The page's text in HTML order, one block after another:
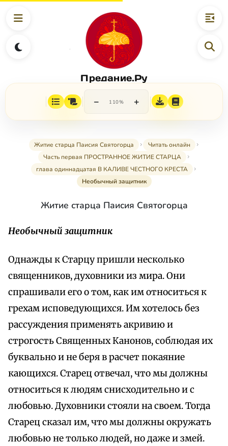
Предание.Ру
− 110% +
Житие старца Паисия Святогорца
Читать онлайн
Часть первая ПРОСТРАННОЕ ЖИТИЕ СТАРЦА
глава одиннадцатая В КАЛИВЕ ЧЕСТНОГО КРЕСТА
Необычный защитник
Житие старца Паисия Святогорца
Необычный защитник
Однажды к Старцу пришли несколько
священников, духовники из мира. Они
спрашивали его о том, как им относиться к
грехам исповедующихся. Им хотелось без
рассуждения применять акривию и
строгость Священных Канонов, соблюдая их
буквально и не беря в расчет покаяние
кающихся. Старец отвечал, что мы должны
относиться к людям снисходительно и с
любовью. Духовники стояли на своем. Тогда
Старец сказал им, что мы должны окружать
любовью не только людей, но даже и змей.